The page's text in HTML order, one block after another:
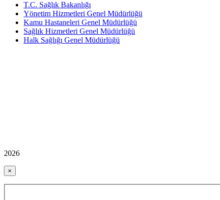
T.C. Sağlık Bakanlığı
Yönetim Hizmetleri Genel Müdürlüğü
Kamu Hastaneleri Genel Müdürlüğü
Sağlık Hizmetleri Genel Müdürlüğü
Halk Sağlığı Genel Müdürlüğü
2026
×